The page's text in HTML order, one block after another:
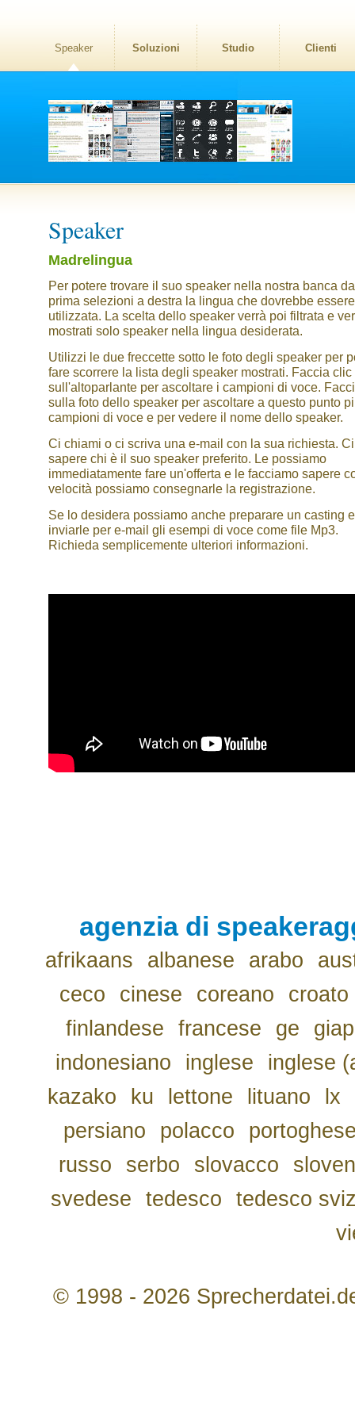
Speaker Soluzioni Studio Clienti
Speaker
Madrelingua
Per potere trovare il suo speaker nella nostra banca
prima selezioni a destra la lingua che dovrebbe essere
utilizzata. La scelta dello speaker verrà poi filtrata e
mostrati solo speaker nella lingua desiderata.
Utilizzi le due freccette sotto le foto degli speaker per
fare scorrere la lista degli speaker mostrati. Faccia clic
sull'altoparlante per ascoltare i campioni di voce.
sulla foto dello speaker per ascoltare a questo punto
campioni di voce e per vedere il nome dello speaker.
Ci chiami o ci scriva una e-mail con la sua richiesta.
sapere chi è il suo speaker preferito. Le possiamo
immediatamente fare un'offerta e le facciamo sapere
velocità possiamo consegnarle la registrazione.
Se lo desidera possiamo anche preparare un casting e
inviarle per e-mail gli esempi di voce come file Mp3.
Richieda semplicemente ulteriori informazioni.
agenzia di
afrikaans albanese arabo
ceco
cinese coreano
croato
finlandese
francese ge
indonesiano
inglese
inglese
kazako
ku lettone lituano lx
persiano
polacco
russo
serbo slovacco
svedese
tedesco
tedesco
© 1998 - 2026